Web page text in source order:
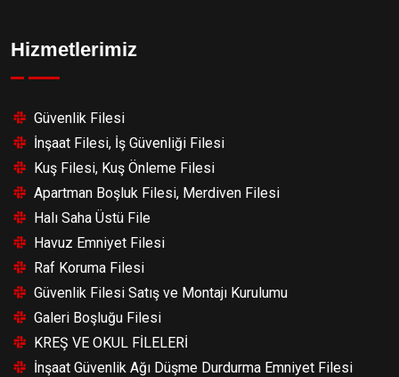
Hizmetlerimiz
Güvenlik Filesi
İnşaat Filesi, İş Güvenliği Filesi
Kuş Filesi, Kuş Önleme Filesi
Apartman Boşluk Filesi, Merdiven Filesi
Halı Saha Üstü File
Havuz Emniyet Filesi
Raf Koruma Filesi
Güvenlik Filesi Satış ve Montajı Kurulumu
Galeri Boşluğu Filesi
KREŞ VE OKUL FİLELERİ
İnşaat Güvenlik Ağı Düşme Durdurma Emniyet Filesi